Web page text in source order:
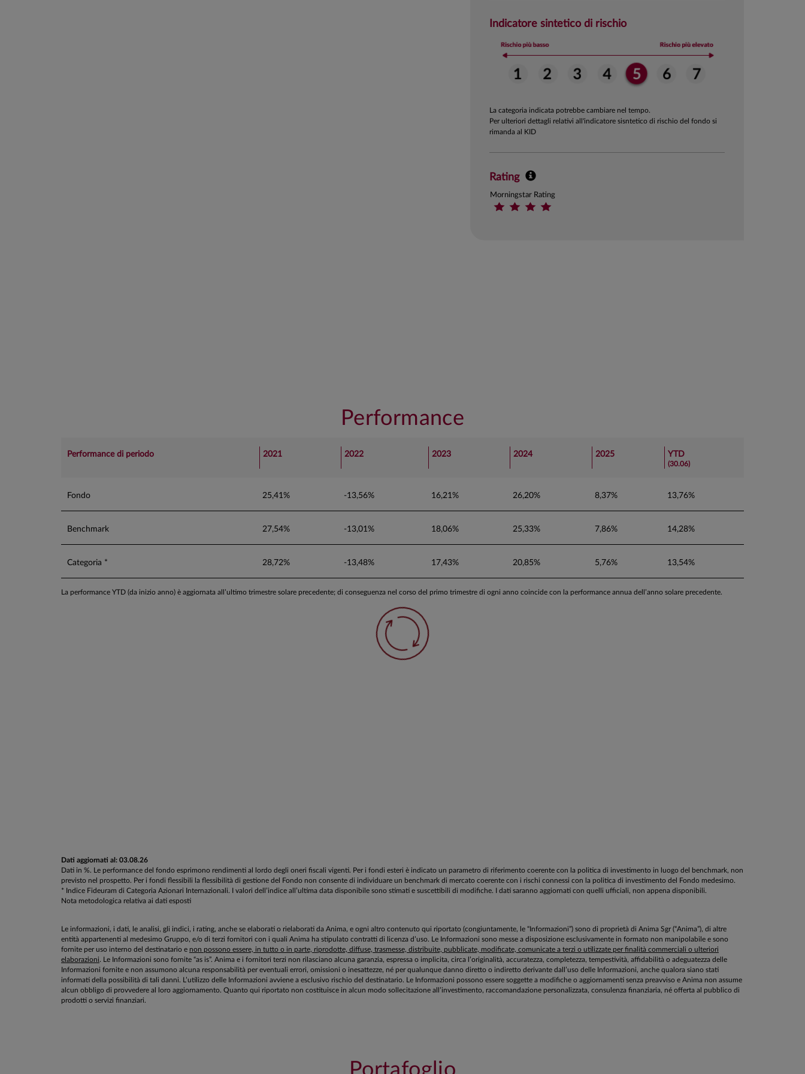
Indicatore sintetico di rischio
La categoria indicata potrebbe cambiare nel tempo.
Per ulteriori dettagli relativi all'indicatore sisntetico di rischio del fondo si
rimanda al KID
Rating
Morningstar Rating
Performance
Performance di periodo 2021 2022 2023 2024 2025 YTD
(30.06)
Fondo 25,41% -13,56% 16,21% 26,20% 8,37% 13,76%
Benchmark 27,54% -13,01% 18,06% 25,33% 7,86% 14,28%
Categoria * 28,72% -13,48% 17,43% 20,85% 5,76% 13,54%
La performance YTD (da inizio anno) è aggiornata all’ultimo trimestre solare precedente; di conseguenza nel corso del primo trimestre di ogni anno coincide con la performance annua dell’anno solare precedente.
Dati aggiornati al: 03.08.26
Dati in %. Le performance del fondo esprimono rendimenti al lordo degli oneri fiscali vigenti. Per i fondi esteri è indicato un parametro di riferimento coerente con la politica di investimento in luogo del benchmark, non
previsto nel prospetto. Per i fondi flessibili la flessibilità di gestione del Fondo non consente di individuare un benchmark di mercato coerente con i rischi connessi con la politica di investimento del Fondo medesimo.
* Indice Fideuram di Categoria Azionari Internazionali. I valori dell’indice all’ultima data disponibile sono stimati e suscettibili di modifiche. I dati saranno aggiornati con quelli ufficiali, non appena disponibili.
Nota metodologica relativa ai dati esposti
Le informazioni, i dati, le analisi, gli indici, i rating, anche se elaborati o rielaborati da Anima, e ogni altro contenuto qui riportato (congiuntamente, le “Informazioni”) sono di proprietà di Anima Sgr (“Anima”), di altre
entità appartenenti al medesimo Gruppo, e/o di terzi fornitori con i quali Anima ha stipulato contratti di licenza d’uso. Le Informazioni sono messe a disposizione esclusivamente in formato non manipolabile e sono
fornite per uso interno del destinatario e non possono essere, in tutto o in parte, riprodotte, diffuse, trasmesse, distribuite, pubblicate, modificate, comunicate a terzi o utilizzate per finalità commerciali o ulteriori
elaborazioni. Le Informazioni sono fornite “as is”. Anima e i fornitori terzi non rilasciano alcuna garanzia, espressa o implicita, circa l’originalità, accuratezza, completezza, tempestività, affidabilità o adeguatezza delle
Informazioni fornite e non assumono alcuna responsabilità per eventuali errori, omissioni o inesattezze, né per qualunque danno diretto o indiretto derivante dall’uso delle Informazioni, anche qualora siano stati
informati della possibilità di tali danni. L’utilizzo delle Informazioni avviene a esclusivo rischio del destinatario. Le Informazioni possono essere soggette a modifiche o aggiornamenti senza preavviso e Anima non assume
alcun obbligo di provvedere al loro aggiornamento. Quanto qui riportato non costituisce in alcun modo sollecitazione all’investimento, raccomandazione personalizzata, consulenza finanziaria, né offerta al pubblico di
prodotti o servizi finanziari.